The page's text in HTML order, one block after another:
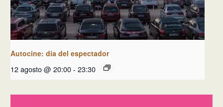
Autocine: día del espectador
12 agosto @ 20:00- 23:30